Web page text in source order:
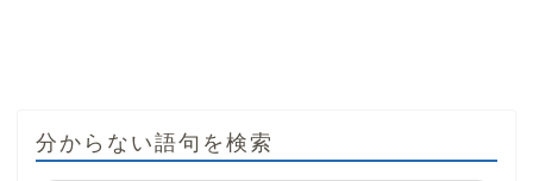
分からない語句を検索